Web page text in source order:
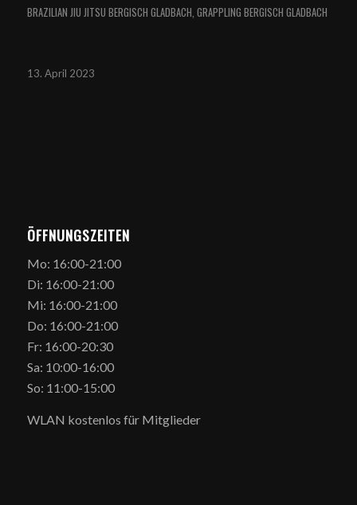
BRAZILIAN JIU JITSU BERGISCH GLADBACH, GRAPPLING BERGISCH GLADBACH
13. April 2023
ÖFFNUNGSZEITEN
Mo: 16:00-21:00
Di: 16:00-21:00
Mi: 16:00-21:00
Do: 16:00-21:00
Fr: 16:00-20:30
Sa: 10:00-16:00
So: 11:00-15:00
WLAN kostenlos für Mitglieder